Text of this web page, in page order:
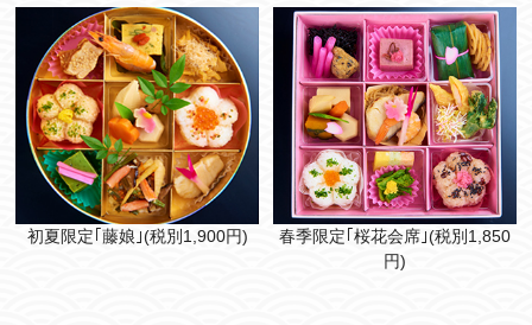
初夏限定｢藤娘｣(税別1,900円)
春季限定｢桜花会席｣(税別1,850
円)